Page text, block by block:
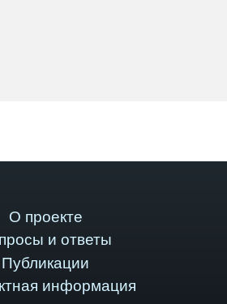
О проекте
и ответы
Публикации
информация